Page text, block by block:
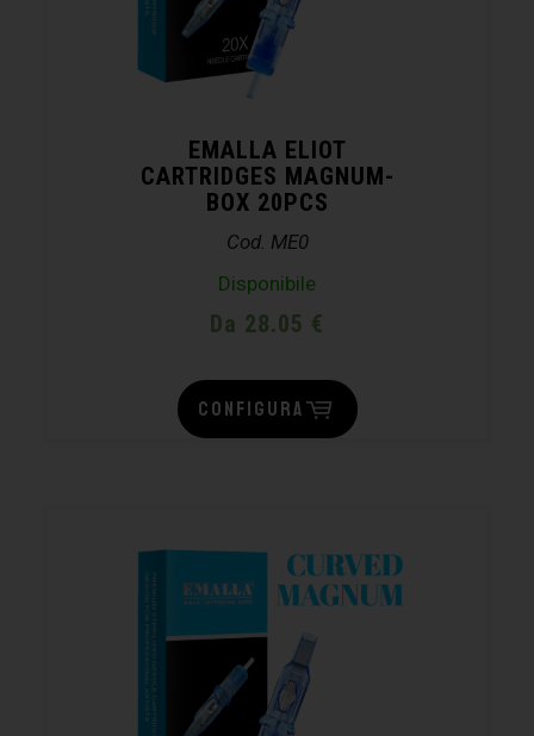
EMALLA ELIOT
CARTRIDGES MAGNUM-
BOX 20PCS
Cod. ME0
Disponibile
Da 28.05 €
CONFIGURA